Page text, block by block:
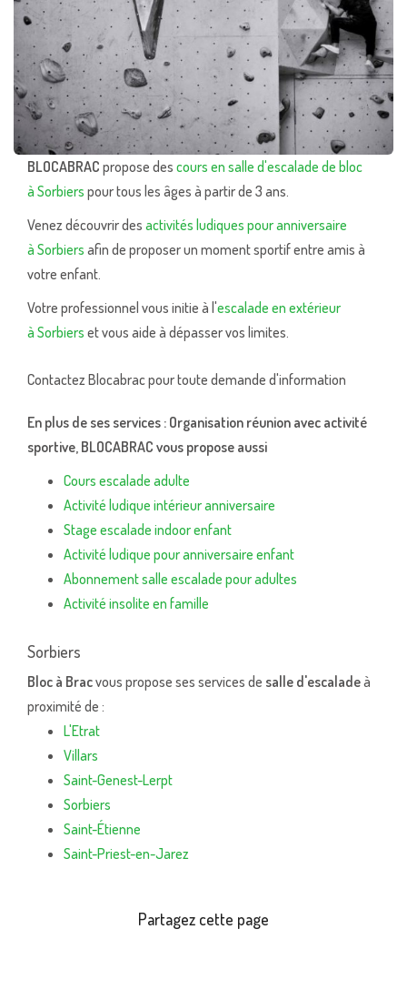
BLOCABRAC propose des cours en salle d'escalade de bloc
à Sorbiers pour tous les âges à partir de 3 ans.
Venez découvrir des activités ludiques pour anniversaire
à Sorbiers afin de proposer un moment sportif entre amis à
votre enfant.
Votre professionnel vous initie à l'escalade en extérieur
à Sorbiers et vous aide à dépasser vos limites.
Contactez Blocabrac pour toute demande d'information
En plus de ses services : Organisation réunion avec activité
sportive, BLOCABRAC vous propose aussi
Cours escalade adulte
Activité ludique intérieur anniversaire
Stage escalade indoor enfant
Activité ludique pour anniversaire enfant
Abonnement salle escalade pour adultes
Activité insolite en famille
Sorbiers
Bloc à Bracvous propose ses services de salle d'escaladeà
proximité de :
L'Etrat
Villars
Saint-Genest-Lerpt
Sorbiers
Saint-Étienne
Saint-Priest-en-Jarez